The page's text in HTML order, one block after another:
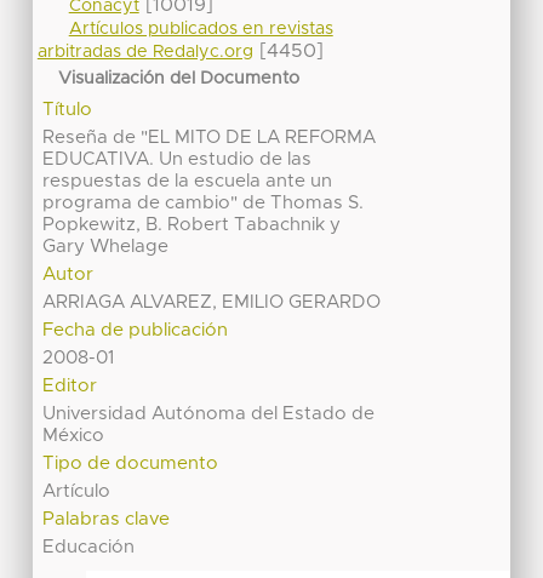
Conacyt[10019]
Artículos publicados en revistas
arbitradas de Redalyc.org
[4450]
Visualización del Documento
Título
Reseña de "EL MITO DE LA REFORMA
EDUCATIVA. Un estudio de las
respuestas de la escuela ante un
programa de cambio" de Thomas S.
Popkewitz, B. Robert Tabachnik y
Gary Whelage
Autor
ARRIAGA ALVAREZ, EMILIO GERARDO
Fecha de publicación
2008-01
Editor
Universidad Autónoma del Estado de
México
Tipo de documento
Artículo
Palabras clave
Educación